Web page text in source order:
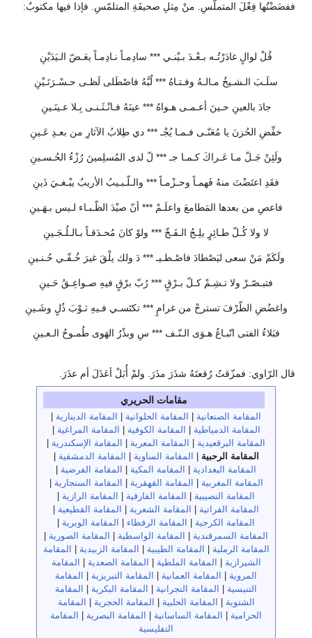
ففضَضْتُها فِعْلَ المتملّسِ. منْ مِثلِ صحيفَةِ المتلمّسِ. فإذا فيها مكتوبٌ:
قُلْ لوالٍ غادَرْتُـه بـعْـدَ بـيْنـي *** سادِمـاً نـادِمـاً يعَـضّ الـيَدَيْنِ
سلَـبَ الـشـيخُ مـالـهُ وفـتـاهُ *** لُبَّهُ فاصْطَلى لَظـى حـسْـرَتَـيْنِ
جادَ بالعينِ حـينَ أعـمـى هـواهُ *** عينَهُ فـانْـثَـنـى بِـلا عـينَـينِ
خفِّضِ الحُزنَ يا مُعَنّـى فـمـا يُجْـ *** دي طِلابُ الآثارِ من بعـدِ عَـينِ
ولَئِنْ جَـلّ مـا عَـراكَ كـمـا جـ *** لّ لدى المُسلِمينَ رُزْءُ الحُـسـينِ
فقَدِ اعتَضْتَ منهُ فَهمـاً وحـزْمـاً *** والـلّـبـيبُ الأريبُ يبْـغـيَ ذَينِ
فاعصِ من بعدها المَطامعَ واعلَـمْ *** أنّ صيْدَ الظّـبـاء لـيس بـهَـينِ
لا ولا كُـلّ طـائِرٍ يلِـجُ الـفَـخّ *** ولوْ كانَ مُحـدَقـاً بـالـلُـجَـينِ
ولَكَمْ مَنْ سعى ليَصْطادَ فاصْـطـيـ *** دَ ولك يلْقَ غيرَ خُـفّـي حُـنـينِ
فتبـصّـرْ ولا تـشِـمْ كـلّ بـرْقٍ *** رُبّ برْقٍ فيهِ صـواعِـقُ حَـينِ
واغضُضِ الطّرْفَ تسترحْ من غرامٍ *** تكتَسـي فـيهِ ثـوْبَ ذُلٍ وشَـينِ
فبَلاءُ الفتى اتّبـاعُ هـوَى الـنّـف *** سِ وبذْرُ الهَوى طُمـوحُ الـعـينِ
قال الرّاوي: فمزّقتُ رُقعتَهُ شذَرَ مذَرَ. ولمْ أُبَلْ أعَذَلَ أم عذَرَ.
مقامات الحريري
المقامة الصنعانية المقامة الحلوانية المقامة الدينارية
المقامة الدمياطية
المقامة الكوفية المقامة المراغية
المقامة البرقعيدية
المقامة المعرية المقامة الإسكندرية
المقامة الرحبية
المقامة الساوية المقامة الدمشقية
المقامة البغدادية
المقامة المكية المقامة الفرضية
المقامة المغربية
المقامة القهقرية المقامة السنجارية
المقامة النصيبية
المقامة الفارقية المقامة الرازية
المقامة الفراتية
المقامة الشعرية المقامة القطيعية
المقامة الكرجية
المقامة الرفطاء المقامة الوبرية
المقامة السمرقندية
المقامة الواسطية المقامة الصورية
المقامة الرملية
المقامة الطيبية المقامة الزبيدية
المقامة
الشيرازية
المقامة الملطية المقامة الصعدية
المقامة
المروية
المقامة العمانية المقامة التبريزية
المقامة
التنيسية
المقامة النجرانية المقامة البكرية
المقامة
الشتوية
المقامة الحلبية المقامة الحجرية
المقامة
الحرامية
المقامة الساسانية المقامة البصرية
المقامة
التفليسية